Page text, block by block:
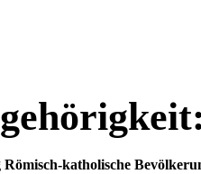
Römisch-katholische